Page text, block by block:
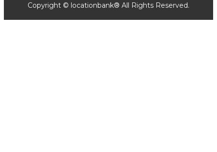
Copyright © locationbank® All Rights Reserved.